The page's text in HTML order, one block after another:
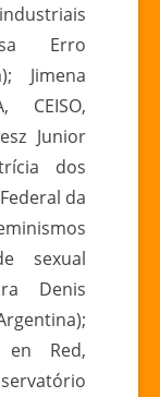
Erro
Jimena
CEISO,
Junior
dos
da
sexual
Denis
en Red,